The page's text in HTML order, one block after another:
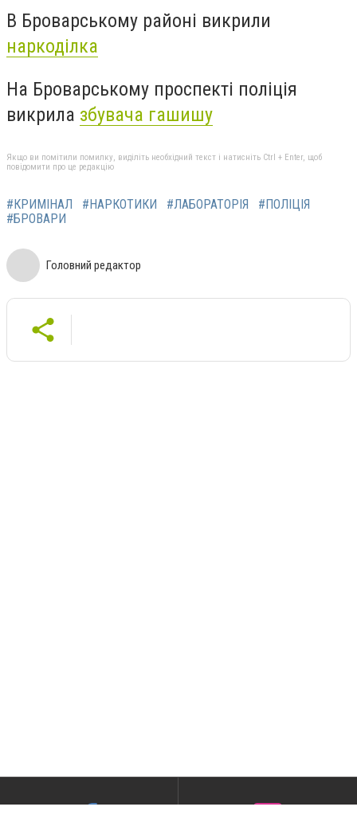
В Броварському районі викрили
наркоділка
На Броварському проспекті поліція
викрила збувача гашишу
Якщо ви помітили помилку, виділіть необхідний текст і натисніть Ctrl + Enter, щоб
повідомити про це редакцію
#КРИМІНАЛ #НАРКОТИКИ #ЛАБОРАТОРІЯ
#ПОЛІЦІЯ
#БРОВАРИ
Головний редактор